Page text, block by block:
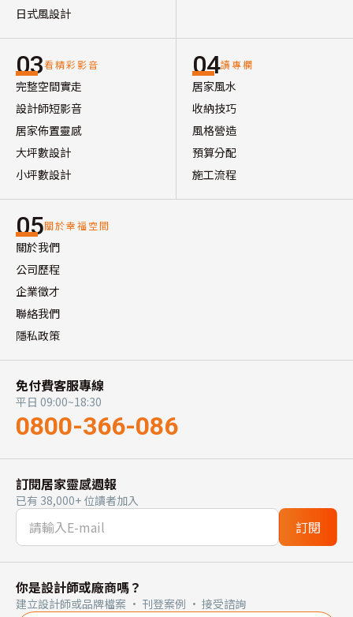
日式風設計
03看精彩影音
完整空間實走
設計師短影音
居家佈置靈感
大坪數設計
小坪數設計
04讀專欄
居家風水
收納技巧
風格營造
預算分配
施工流程
05關於幸福空間
關於我們
公司歷程
企業徵才
聯絡我們
隱私政策
免付費客服專線
平日 09:00~18:30
0800-366-086
訂閱居家靈感週報
已有 38,000+ 位讀者加入
訂閱
你是設計師或廠商嗎？
建立設計師或品牌檔案 · 刊登案例 · 接受諮詢